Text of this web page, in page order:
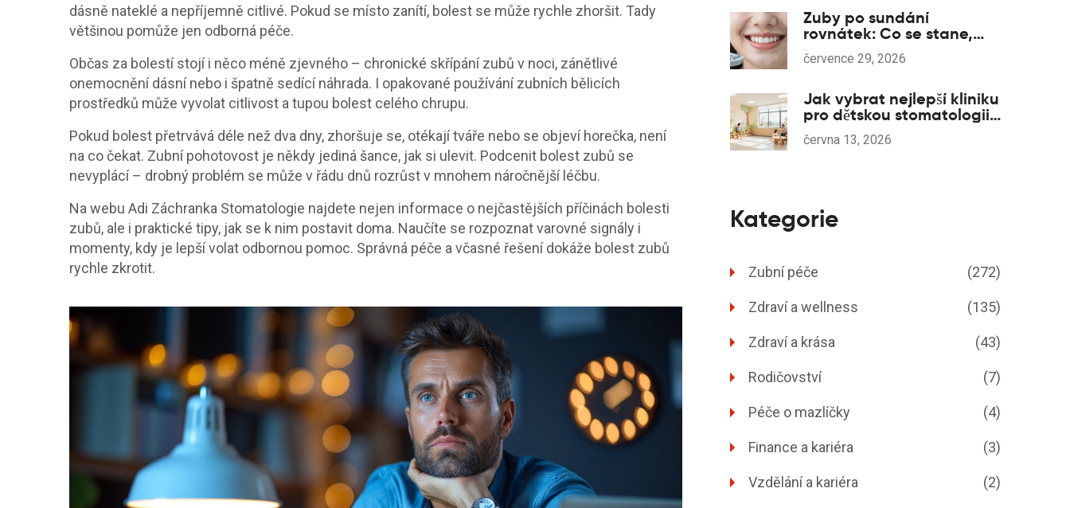
dásně nateklé a nepříjemně citlivé. Pokud se místo zanítí, bolest se může rychle zhoršit. Tady
většinou pomůže jen odborná péče.
Občas za bolestí stojí i něco méně zjevného – chronické skřípání zubů v noci, zánětlivé
onemocnění dásní nebo i špatně sedící náhrada. I opakované používání zubních bělicích
prostředků může vyvolat citlivost a tupou bolest celého chrupu.
Pokud bolest přetrvává déle než dva dny, zhoršuje se, otékají tváře nebo se objeví horečka, není
na co čekat. Zubní pohotovost je někdy jediná šance, jak si ulevit. Podcenit bolest zubů se
nevyplácí – drobný problém se může v řádu dnů rozrůst v mnohem náročnější léčbu.
Na webu Adi Záchranka Stomatologie najdete nejen informace o nejčastějších příčinách bolesti
zubů, ale i praktické tipy, jak se k nim postavit doma. Naučíte se rozpoznat varovné signály i
momenty, kdy je lepší volat odbornou pomoc. Správná péče a včasné řešení dokáže bolest zubů
rychle zkrotit.
Zuby po sundání
rovnátek: Co se stane,
pokud opomenete retenci
a jak chránit úsměv
července 29, 2026
Jak vybrat nejlepší kliniku
pro dětskou stomatologii:
Kompletní průvodce pro
rodiče
června 13, 2026
Kategorie
Zubní péče (272)
Zdraví a wellness (135)
Zdraví a krása (43)
Rodičovství (7)
Péče o mazlíčky (4)
Finance a kariéra (3)
Vzdělání a kariéra (2)